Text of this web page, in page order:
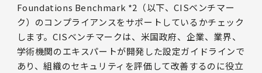
Foundations Benchmark *2（以下、CISベンチマー
ク）のコンプライアンスをサポートしているかチェック
します。CISベンチマークは、米国政府、企業、業界、
学術機関のエキスパートが開発した設定ガイドラインで
あり、組織のセキュリティを評価して改善するのに役立